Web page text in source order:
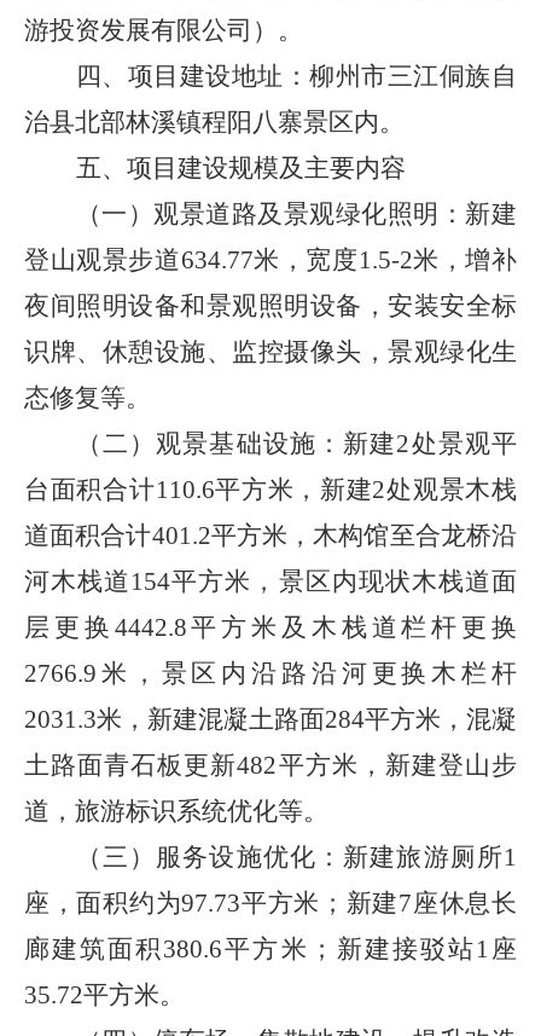
游投资发展有限公司）。
四、项目建设地址：柳州市三江侗族自
治县北部林溪镇程阳八寨景区内。
五、项目建设规模及主要内容
（一）观景道路及景观绿化照明：新建
登山观景步道634.77米，宽度1.5-2米，增补
夜间照明设备和景观照明设备，安装安全标
识牌、休憩设施、监控摄像头，景观绿化生
态修复等。
（二）观景基础设施：新建2处景观平
台面积合计110.6平方米，新建2处观景木栈
道面积合计401.2平方米，木构馆至合龙桥沿
河木栈道154平方米，景区内现状木栈道面
层更换 4442.8平方米及木栈道栏杆更换
2766.9 米，景区内沿路沿河更换木栏杆
2031.3米，新建混凝土路面284平方米，混凝
土路面青石板更新482平方米，新建登山步
道，旅游标识系统优化等。
（三）服务设施优化：新建旅游厕所1
座，面积约为97.73平方米；新建7座休息长
廊建筑面积380.6平方米；新建接驳站1 座
35.72平方米。